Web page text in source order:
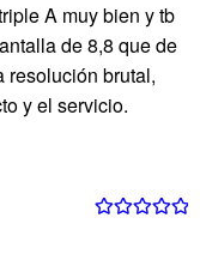
A muy bien y tb
de 8,8 que de
resolución brutal,
y el servicio.